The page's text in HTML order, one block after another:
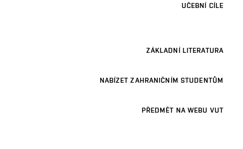
UČEBNÍ CÍLE
ZÁKLADNÍ LITERATURA
NABÍZET ZAHRANIČNÍM STUDENTŮM
PŘEDMĚT NA WEBU VUT